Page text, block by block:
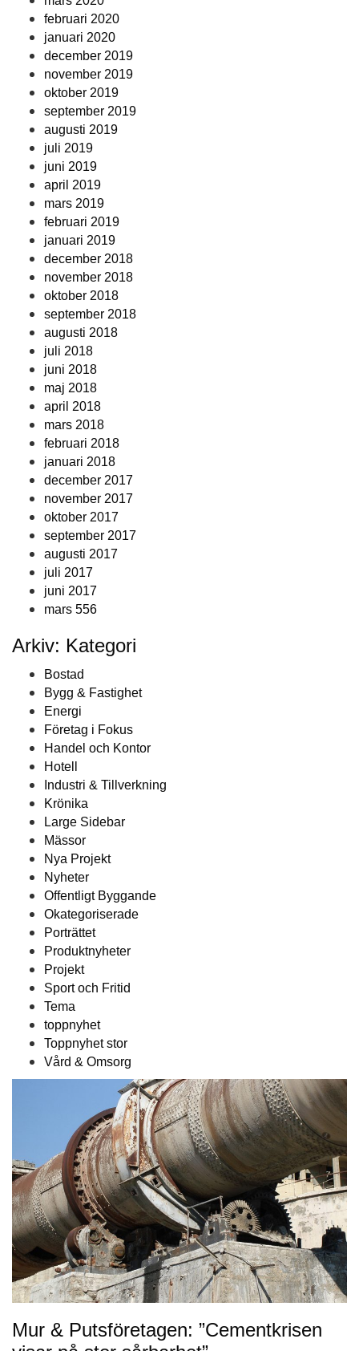
februari 2020
januari 2020
december 2019
november 2019
oktober 2019
september 2019
augusti 2019
juli 2019
juni 2019
april 2019
mars 2019
februari 2019
januari 2019
december 2018
november 2018
oktober 2018
september 2018
augusti 2018
juli 2018
juni 2018
maj 2018
april 2018
mars 2018
februari 2018
januari 2018
december 2017
november 2017
oktober 2017
september 2017
augusti 2017
juli 2017
juni 2017
mars 556
Arkiv: Kategori
Bostad
Bygg & Fastighet
Energi
Företag i Fokus
Handel och Kontor
Hotell
Industri & Tillverkning
Krönika
Large Sidebar
Mässor
Nya Projekt
Nyheter
Offentligt Byggande
Okategoriserade
Porträttet
Produktnyheter
Projekt
Sport och Fritid
Tema
toppnyhet
Toppnyhet stor
Vård & Omsorg
Mur & Putsföretagen: ”Cementkrisen